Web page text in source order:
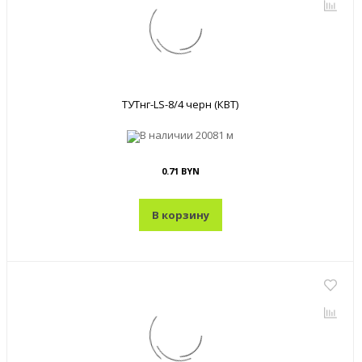
ТУТнг-LS-8/4 черн (КВТ)
В наличии 20081 м
0.71 BYN
В корзину